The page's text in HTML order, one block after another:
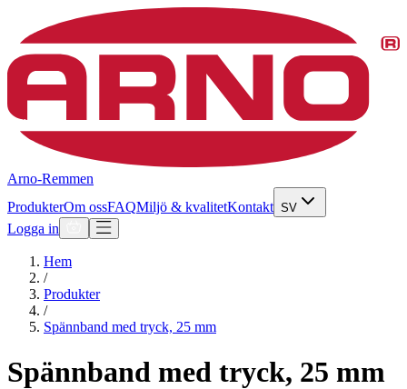
Arno-Remmen
ProdukterOm ossFAQMiljö & kvalitetKontakt SV
Logga in
Hem
/
Produkter
/
Spännband med tryck, 25 mm
Spännband med tryck, 25 mm